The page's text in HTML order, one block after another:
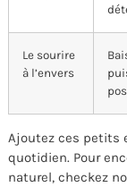
Le sourire
à l’envers
Ajoutez ces petits
quotidien. Pour
naturel, checkez